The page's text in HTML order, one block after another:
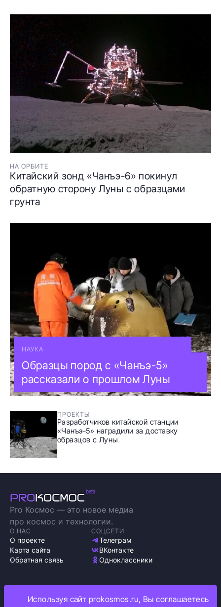
НА ОРБИТЕ
Китайский зонд «Чанъэ-6» покинул
обратную сторону Луны с образцами
грунта
НАУКА
Образцы пород с «Чанъэ-5»
рассказали о прошлом Луны
ПРОЕКТЫ
Разработчиков китайской станции
«Чанъэ-5» наградили за доставку
образцов с Луны
Pro Космос — это новое медиа
про космос и технологии.
О НАС
О проекте
Карта сайта
Обратная связь
СОЦСЕТИ
Телеграм
ВКонтакте
Одноклассники
Используя сайт prokosmos.ru, Вы соглашаетесь